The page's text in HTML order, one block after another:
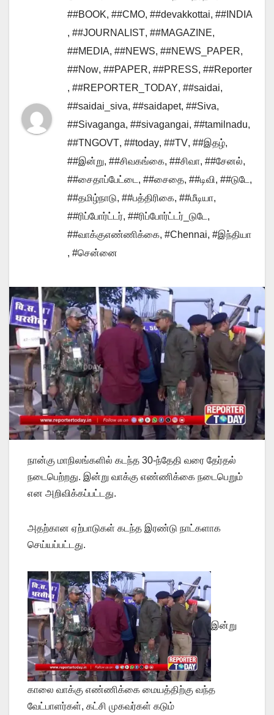
##BOOK, ##CMO, ##devakkottai, ##INDIA
, ##JOURNALIST, ##MAGAZINE,
##MEDIA, ##NEWS, ##NEWS_PAPER,
##Now, ##PAPER, ##PRESS, ##Reporter
, ##REPORTER_TODAY, ##saidai,
##saidai_siva, ##saidapet, ##Siva,
##Sivaganga, ##sivagangai, ##tamilnadu,
##TNGOVT, ##today, ##TV, ##இதழ்,
##இன்று, ##சிவகங்கை, ##சிவா, ##சேனல்,
##சைதாப்பேட்டை , ##சைதை, ##டிவி, ##டுடே ,
##தமிழ்நாடு, ##பத்திரிகை, ##மீடியா,
##ரிப்போர்ட்டர், ##ரிப்போர்ட்டர்_டுடே ,
##வாக்குஎண்ணிக்கை, #Chennai, #இந்தியா
, #சென்னை
நான்கு மாநிலங்களில் கடந்த 30-ந்தேதி வரை தேர்தல்
நடைபெற்றது. இன்று வாக்கு எண்ணிக்கை நடைபெறும்
என அறிவிக்கப்பட்டது.
அதற்கான ஏற்பாடுகள் கடந்த இரண்டு நாட்களாக
செய்யப்பட்டது.
இன்று
காலை வாக்கு எண்ணிக்கை மையத்திற்கு வந்த
வேட்பாளர்கள், கட்சி முகவர்கள் கடும்